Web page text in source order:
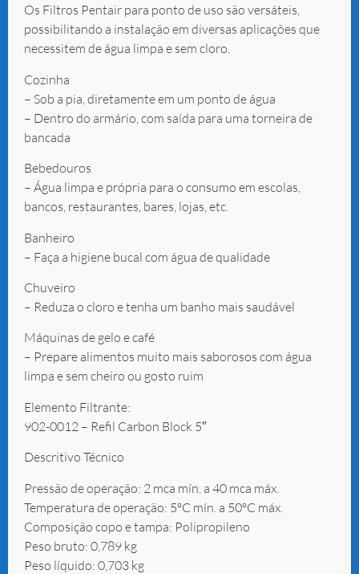
Os Filtros Pentair para ponto de uso são versáteis,
possibilitando a instalação em diversas aplicações que
necessitem de água limpa e sem cloro.
Cozinha
– Sob a pia, diretamente em um ponto de água
– Dentro do armário, com saída para uma torneira de
bancada
Bebedouros
– Água limpa e própria para o consumo em escolas,
bancos, restaurantes, bares, lojas, etc.
Banheiro
– Faça a higiene bucal com água de qualidade
Chuveiro
– Reduza o cloro e tenha um banho mais saudável
Máquinas de gelo e café
– Prepare alimentos muito mais saborosos com água
limpa e sem cheiro ou gosto ruim
Elemento Filtrante:
902-0012 – Refil Carbon Block 5″
Descritivo Técnico
Pressão de operação: 2 mca mín. a 40 mca máx.
Temperatura de operação: 5ºC mín. a 50ºC máx.
Composição copo e tampa: Polipropileno
Peso bruto: 0,789 kg
Peso líquido: 0,703 kg